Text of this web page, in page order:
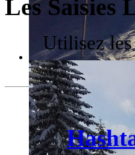
Les Saisies
Utilisez